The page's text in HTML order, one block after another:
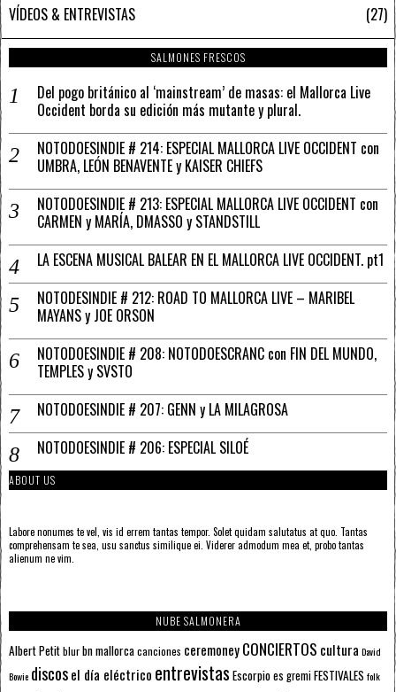
VÍDEOS & ENTREVISTAS
27
SALMONES FRESCOS
Del pogo británico al ‘mainstream’ de masas: el Mallorca Live
Occident borda su edición más mutante y plural.
NOTODOESINDIE # 214: ESPECIAL MALLORCA LIVE OCCIDENT con
UMBRA, LEÓN BENAVENTE y KAISER CHIEFS
NOTODOESINDIE # 213: ESPECIAL MALLORCA LIVE OCCIDENT con
CARMEN y MARÍA, DMASSO y STANDSTILL
LA ESCENA MUSICAL BALEAR EN EL MALLORCA LIVE OCCIDENT. pt1
NOTODESINDIE # 212: ROAD TO MALLORCA LIVE – MARIBEL
MAYANS y JOE ORSON
NOTODOESINDIE # 208: NOTODOESCRANC con FIN DEL MUNDO,
TEMPLES y SVSTO
NOTODOESINDIE # 207: GENN y LA MILAGROSA
NOTODOESINDIE # 206: ESPECIAL SILOÉ
ABOUT US
Labore nonumes te vel, vis id errem tantas tempor. Solet quidam salutatus at quo. Tantas
comprehensam te sea, usu sanctus similique ei. Viderer admodum mea et, probo tantas
alienum ne vim.
NUBE SALMONERA
Albert Petitblurbn mallorcacanciones ceremoneyCONCIERTOS cultura David
Bowie discosel día eléctrico entrevistas Escorpioes gremiFESTIVALES folk